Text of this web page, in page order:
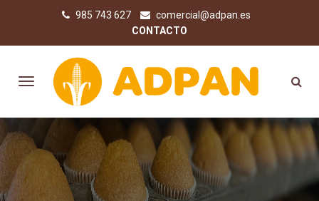
985 743 627
comercial@adpan.es
CONTACTO